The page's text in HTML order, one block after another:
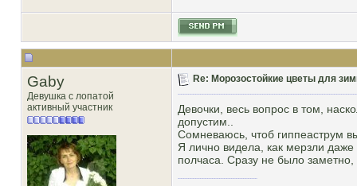
Gaby
Девушка с лопатой
активный участник
Re: Морозостойкие цветы для
Девочки, весь вопрос в том,
допустим..
Сомневаюсь, чтоб гиппеаструм
Я лично видела, как мерзли
полчаса. Сразу не было